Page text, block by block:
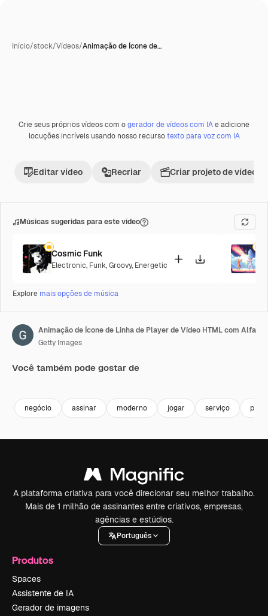
Início/stock/Vídeos/Animação de Ícone de…
Premium
Crie seus próprios vídeos com ogerador de vídeos com IAe adicione
locuções incríveis usando nosso recursotexto para voz com IA
Editar vídeo Recriar Criar projeto de vídeo
Músicas sugeridas para este vídeo
Cosmic Funk
Electronic, Funk,Groovy, Energetic
Explore mais opções de música
Animação de Ícone de Linha de Player de Vídeo HTML com Alfa
Getty Images
Você também pode gostar de
negócio assinar moderno jogar serviço
A plataforma criativa para você direcionar seu melhor trabalho.
Mais de 1 milhão de assinantes entre criativos, empresas,
agências e estúdios.
Português
Produtos
Spaces
Assistente de IA
Gerador de imagens